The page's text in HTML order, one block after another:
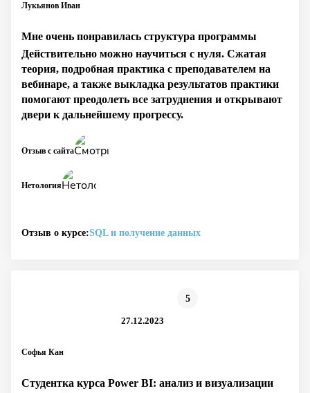
Лукьянов Иван
Мне очень понравилась структура программы
Действительно можно научиться с нуля. Сжатая
теория, подробная практика с преподавателем на
вебинаре, а также выкладка результатов практики
помогают преодолеть все затруднения и открывают
двери к дальнейшему прогрессу.
Нетология
Отзыв с сайта
Отзыв о курсе:SQL и получение данных
Софья Кан
5
27.12.2023
Студентка курса Power BI: анализ и визуализации